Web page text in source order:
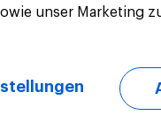
unser Marketing